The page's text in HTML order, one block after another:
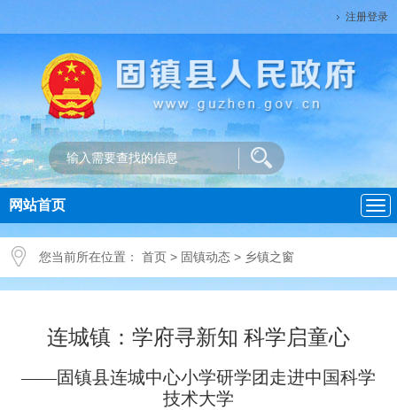
注册登录
导
航
网站首页
您当前所在位置： 首页 > 固镇动态 > 乡镇之窗
连城镇：学府寻新知 科学启童心
——固镇县连城中心小学研学团走进中国科学
技术大学